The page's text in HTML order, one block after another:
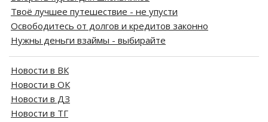
Твоё лучшее путешествие - не упусти
Освободитесь от долгов и кредитов законно
Нужны деньги взаймы - выбирайте
Новости в ВК
Новости в ОК
Новости в ДЗ
Новости в ТГ